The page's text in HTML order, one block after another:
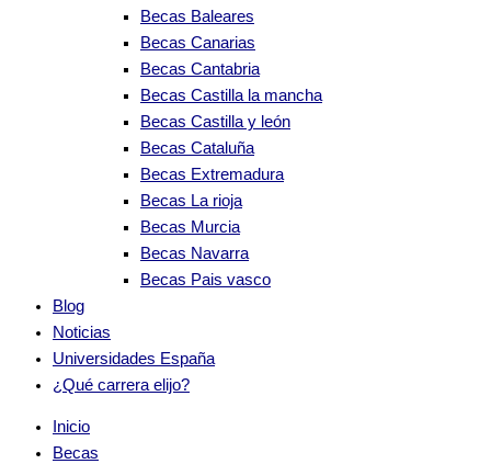
Becas Baleares
Becas Canarias
Becas Cantabria
Becas Castilla la mancha
Becas Castilla y león
Becas Cataluña
Becas Extremadura
Becas La rioja
Becas Murcia
Becas Navarra
Becas Pais vasco
Blog
Noticias
Universidades España
¿Qué carrera elijo?
Inicio
Becas